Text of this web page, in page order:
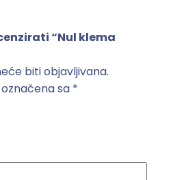
“Nul klema
biti objavljivana.
sa *